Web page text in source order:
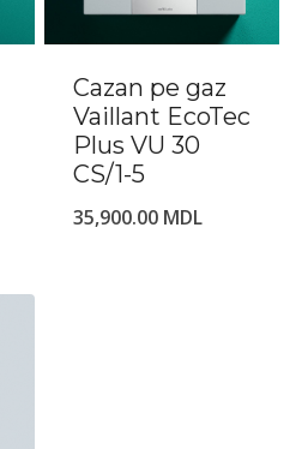
Cazan pe gaz
Vaillant EcoTec
Plus VU 30
CS/1-5
35,900.00 MDL